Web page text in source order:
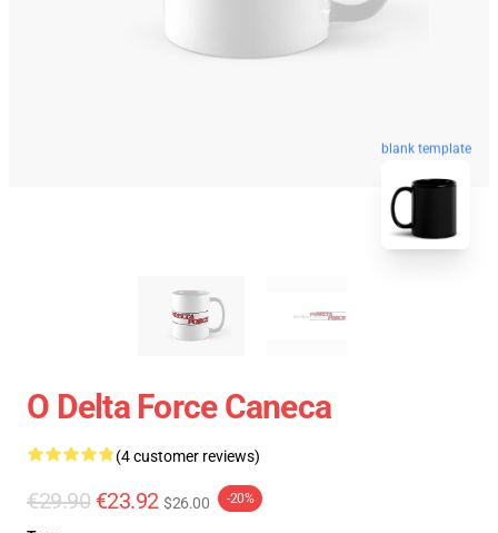
blank template
O Delta Force Caneca
(4 customer reviews)
€29.90 €23.92 $26.00 -20%